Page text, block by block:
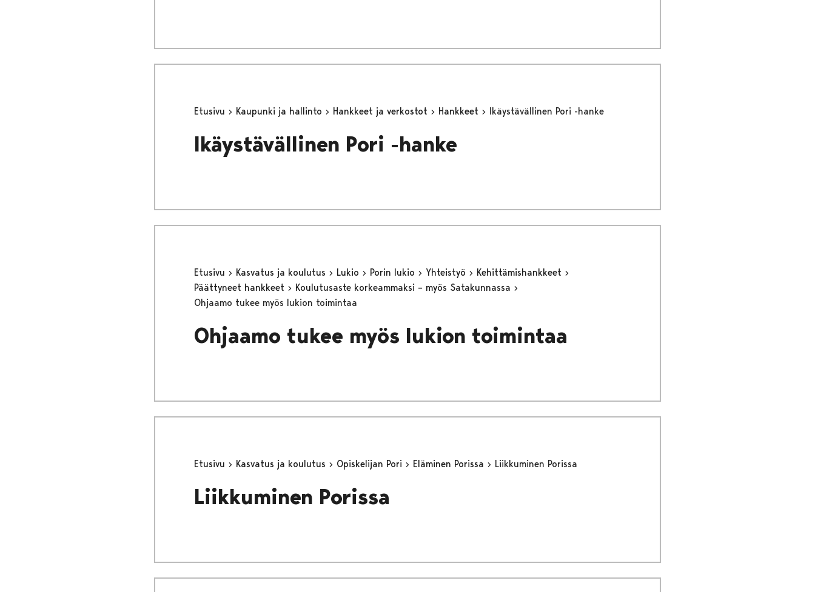
Etusivu Kaupunki ja hallinto Hankkeet ja verkostot Hankkeet Ikäystävällinen Pori -hanke
Ikäystävällinen Pori -hanke
Etusivu Kasvatus ja koulutus Lukio Porin lukio Yhteistyö
Kehittämishankkeet
Päättyneet hankkeet
Koulutusaste korkeammaksi – myös Satakunnassa
Ohjaamo tukee myös lukion toimintaa
Ohjaamo tukee myös lukion toimintaa
Etusivu Kasvatus ja koulutus Opiskelijan Pori Eläminen Porissa Liikkuminen Porissa
Liikkuminen Porissa